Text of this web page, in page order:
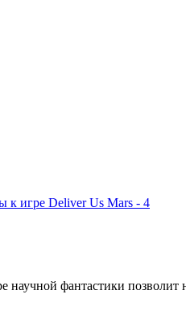
научной фантастики позволит